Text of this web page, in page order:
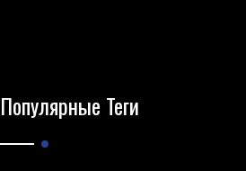
Популярные Теги